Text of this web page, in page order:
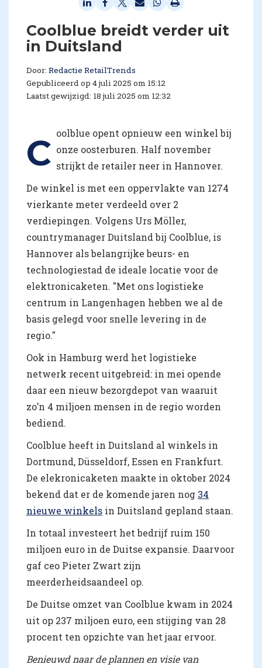
Coolblue breidt verder uit
in Duitsland
Door: Redactie RetailTrends
Gepubliceerd op 4 juli 2025 om 15:12
Laatst gewijzigd: 18 juli 2025 om 12:32
C oolblue opent opnieuw een winkel bij
onze oosterburen. Half november
strijkt de retailer neer in Hannover.
De winkel is met een oppervlakte van 1274
vierkante meter verdeeld over 2
verdiepingen. Volgens Urs Möller,
countrymanager Duitsland bij Coolblue, is
Hannover als belangrijke beurs- en
technologiestad de ideale locatie voor de
elektronicaketen. "Met ons logistieke
centrum in Langenhagen hebben we al de
basis gelegd voor snelle levering in de
regio."
Ook in Hamburg werd het logistieke
netwerk recent uitgebreid: in mei opende
daar een nieuw bezorgdepot van waaruit
zo’n 4 miljoen mensen in de regio worden
bediend.
Coolblue heeft in Duitsland al winkels in
Dortmund, Düsseldorf, Essen en Frankfurt.
De elekronicaketen maakte in oktober 2024
bekend dat er de komende jaren nog 34
nieuwe winkels in Duitsland gepland staan.
In totaal investeert het bedrijf ruim 150
miljoen euro in de Duitse expansie. Daarvoor
gaf ceo Pieter Zwart zijn
meerderheidsaandeel op.
De Duitse omzet van Coolblue kwam in 2024
uit op 237 miljoen euro, een stijging van 28
procent ten opzichte van het jaar ervoor.
Benieuwd naar de plannen en visie van